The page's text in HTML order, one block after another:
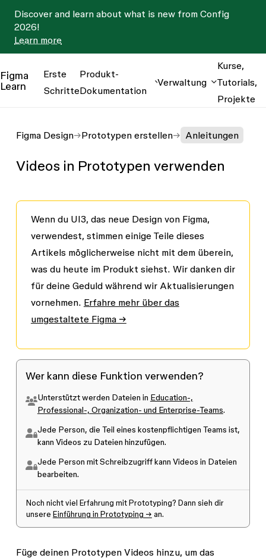
Discover and learn about what is new from Config
2026!
Learn more
Figma
Learn
Erste
Schritte
Produkt-
Dokumentation
Verwaltung
Kurse,
Tutorials,
Projekte
Figma Design Prototypen erstellen Anleitungen
Videos in Prototypen verwenden
Wenn du UI3, das neue Design von Figma,
verwendest, stimmen einige Teile dieses
Artikels möglicherweise nicht mit dem überein,
was du heute im Produkt siehst. Wir danken dir
für deine Geduld während wir Aktualisierungen
vornehmen. Erfahre mehr über das
umgestaltete Figma →
Wer kann diese Funktion verwenden?
Unterstützt werden Dateien in Education-,
Professional-, Organization- und Enterprise-Teams.
Jede Person, die Teil eines kostenpflichtigen Teams ist,
kann Videos zu Dateien hinzufügen.
Jede Person mitSchreibzugriffkann Videos in Dateien
bearbeiten.
Noch nicht viel Erfahrung mit Prototyping? Dann sieh dir
unsere Einführung in Prototyping → an.
Füge deinen Prototypen Videos hinzu, um das